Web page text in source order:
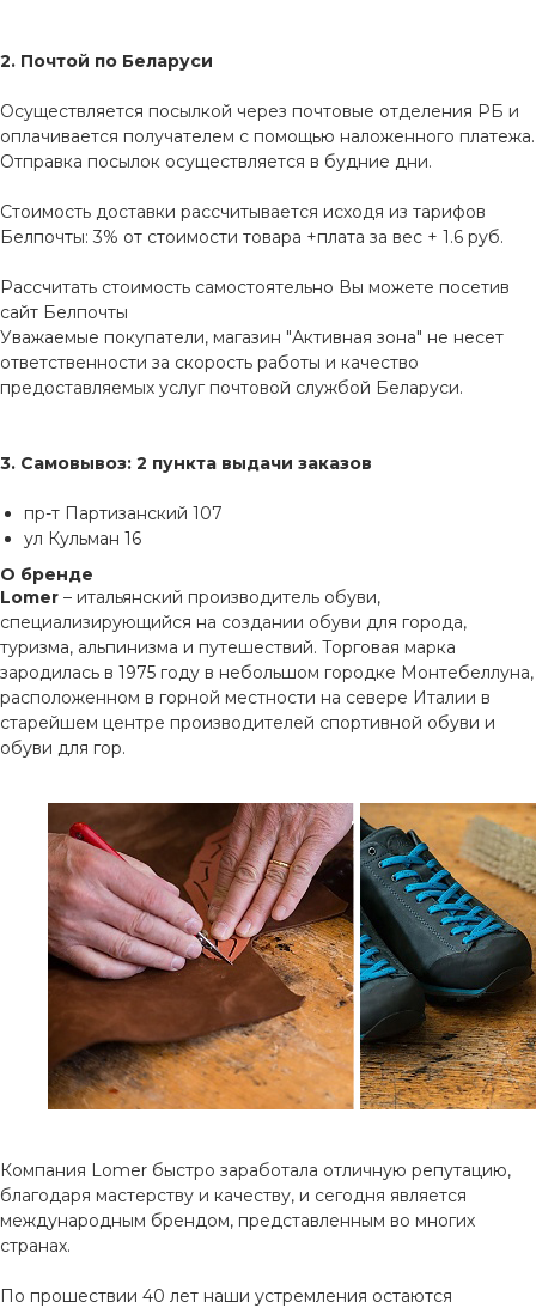
2. Почтой по Беларуси
Осуществляется посылкой через почтовые отделения РБ и
оплачивается получателем с помощью наложенного платежа.
Отправка посылок осуществляется в будние дни.
Стоимость доставки рассчитывается исходя из тарифов
Белпочты: 3% от стоимости товара +плата за вес + 1.6 руб.
Рассчитать стоимость самостоятельно Вы можете посетив
сайт Белпочты
Уважаемые покупатели, магазин "Активная зона" не несет
ответственности за скорость работы и качество
предоставляемых услуг почтовой службой Беларуси.
3. Самовывоз: 2 пункта выдачи заказов
пр-т Партизанский 107
ул Кульман 16
О бренде
Lomer – итальянский производитель обуви,
специализирующийся на создании обуви для города,
туризма, альпинизма и путешествий. Торговая марка
зародилась в 1975 году в небольшом городке Монтебеллуна,
расположенном в горной местности на севере Италии в
старейшем центре производителей спортивной обуви и
обуви для гор.
Компания Lomer быстро заработала отличную репутацию,
благодаря мастерству и качеству, и сегодня является
международным брендом, представленным во многих
странах.
По прошествии 40 лет наши устремления остаются